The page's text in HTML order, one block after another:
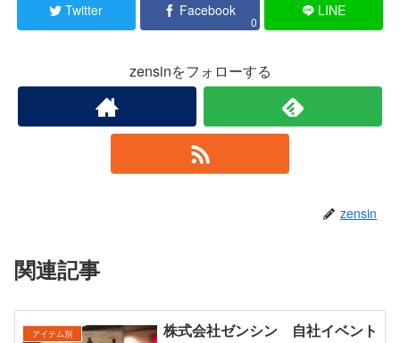
Twitter Facebook
0
LINE
zensinをフォローする
zensin
関連記事
アイテム別 株式会社ゼンシン 自社イベント